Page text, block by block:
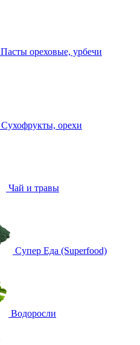
Пасты ореховые, урбечи
Сухофрукты, орехи
Чай и травы
Супер Еда (Superfood)
Водоросли